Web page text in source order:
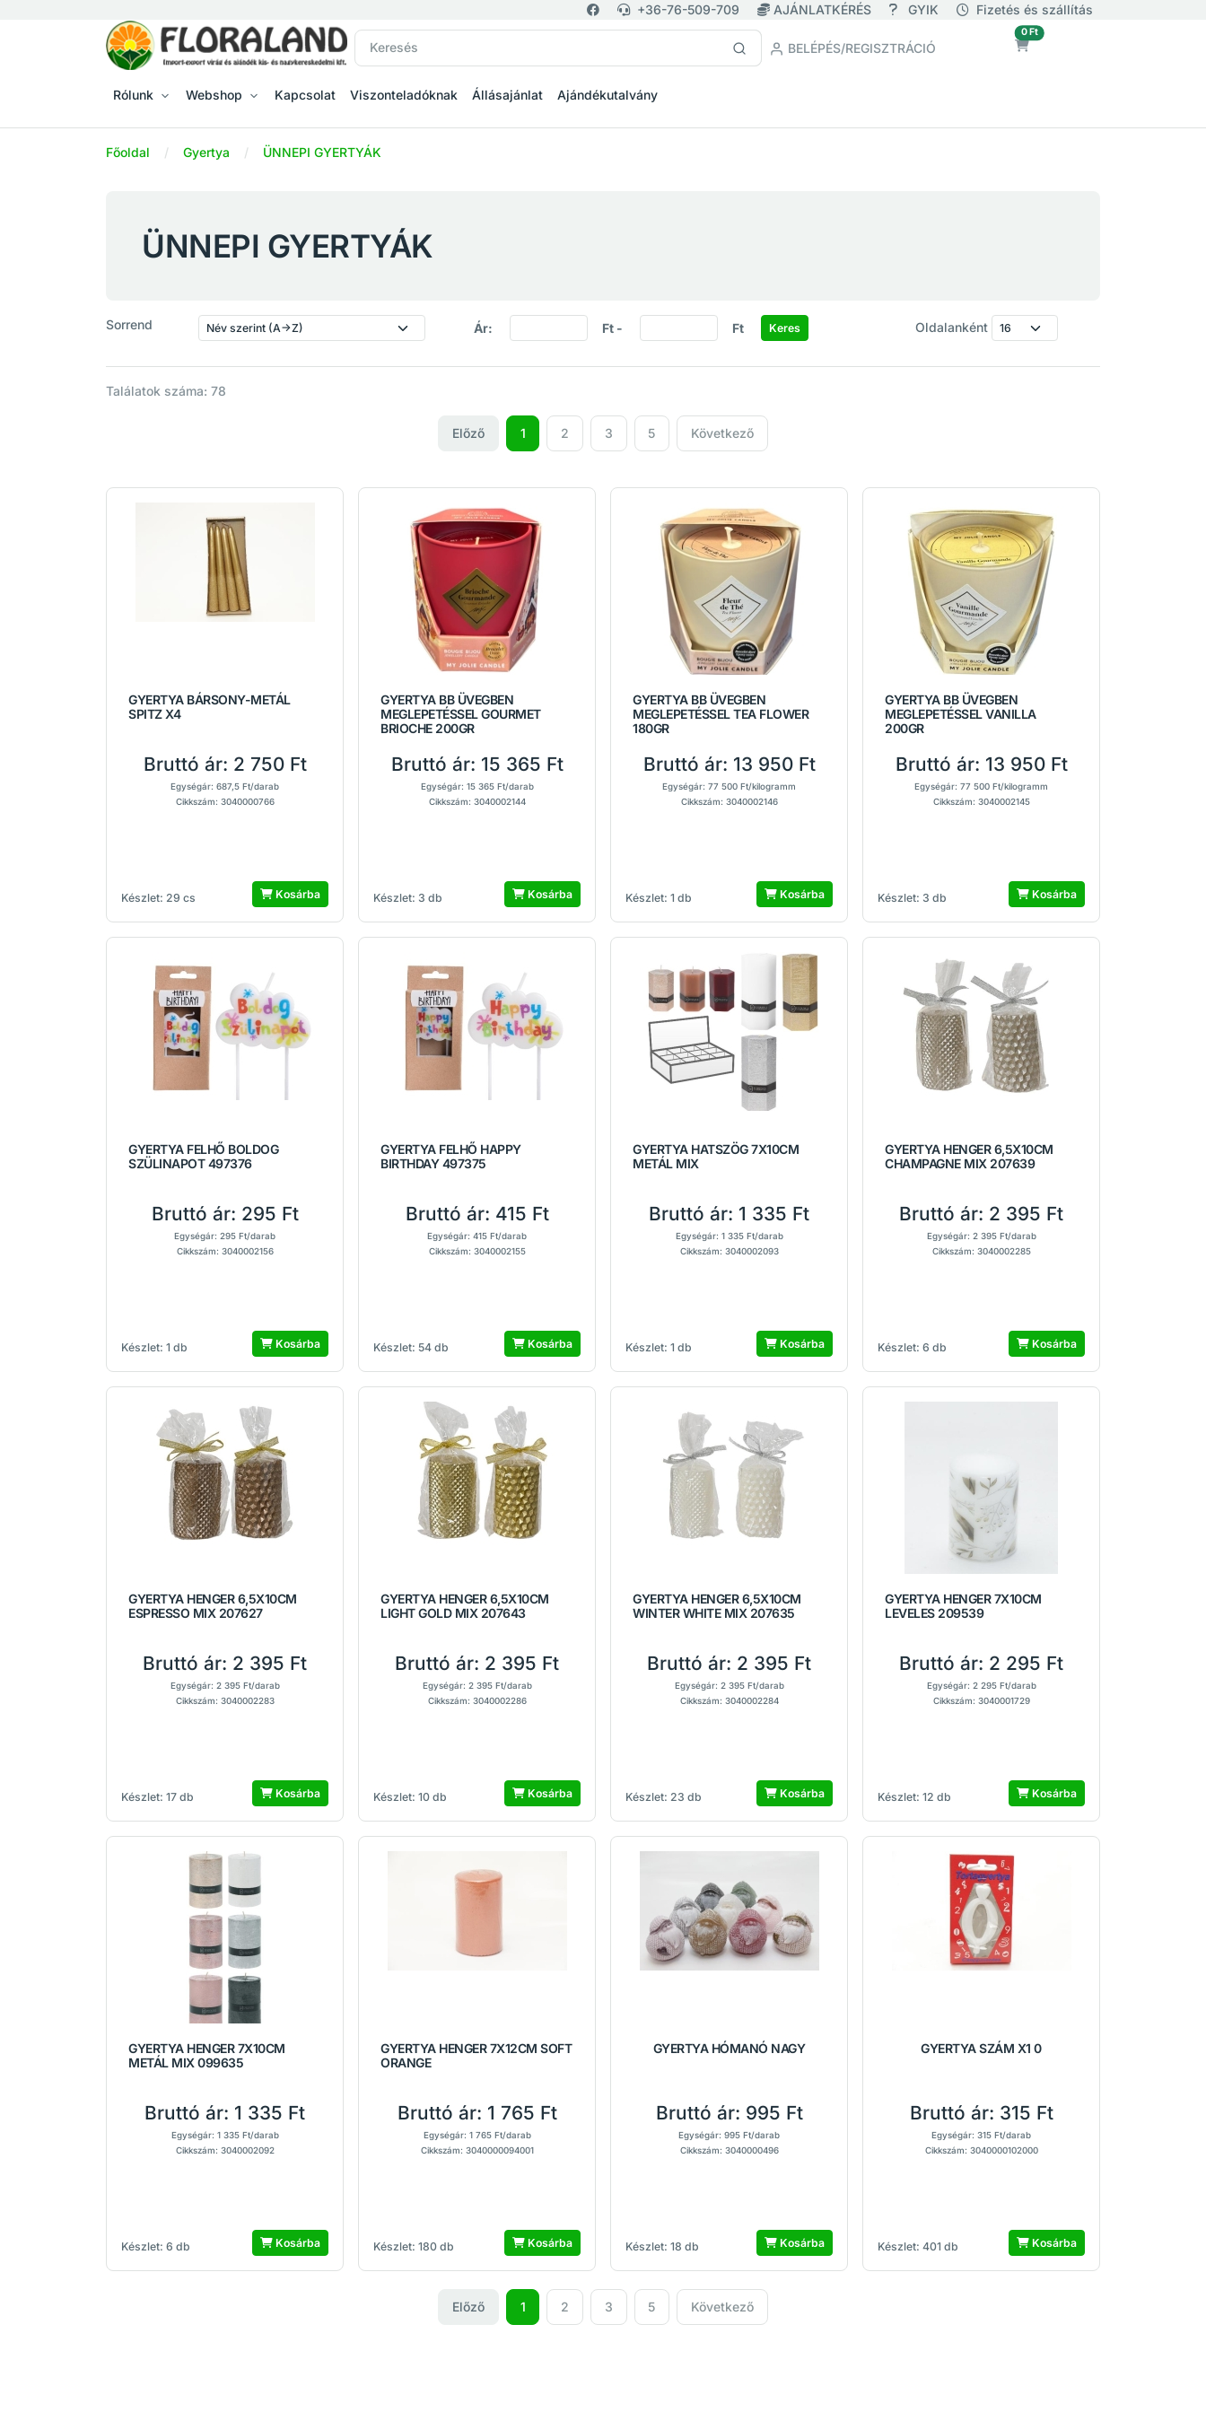
+36-76-509-709 AJÁNLATKÉRÉS GYIK Fizetés és szállítás
BELÉPÉS/REGISZTRÁCIÓ
0 Ftüres
Rólunk Webshop Kapcsolat Viszonteladóknak Állásajánlat Ajándékutalvány
Főoldal Gyertya ÜNNEPI GYERTYÁK
ÜNNEPI GYERTYÁK
Sorrend Ár: Ft - Ft Oldalanként
Találatok száma: 78
Előző 1 2 3 5 Következő
GYERTYA BÁRSONY-METÁL
SPITZ X4
Készlet: 29 cs
Bruttó ár: 2 750 Ft
Egységár: 687,5 Ft/darab
Cikkszám: 3040000766
Kosárba
GYERTYA BB ÜVEGBEN
MEGLEPETÉSSEL GOURMET
BRIOCHE 200GR
Készlet: 3 db
Bruttó ár: 15 365 Ft
Egységár: 15 365 Ft/darab
Cikkszám: 3040002144
Kosárba
GYERTYA BB ÜVEGBEN
MEGLEPETÉSSEL TEA FLOWER
180GR
Készlet: 1 db
Bruttó ár: 13 950 Ft
Egységár: 77 500 Ft/kilogramm
Cikkszám: 3040002146
Kosárba
GYERTYA BB ÜVEGBEN
MEGLEPETÉSSEL VANILLA
200GR
Készlet: 3 db
Bruttó ár: 13 950 Ft
Egységár: 77 500 Ft/kilogramm
Cikkszám: 3040002145
Kosárba
GYERTYA FELHŐ BOLDOG
SZÜLINAPOT 497376
Készlet: 1 db
Bruttó ár: 295 Ft
Egységár: 295 Ft/darab
Cikkszám: 3040002156
Kosárba
GYERTYA FELHŐ HAPPY
BIRTHDAY 497375
Készlet: 54 db
Bruttó ár: 415 Ft
Egységár: 415 Ft/darab
Cikkszám: 3040002155
Kosárba
GYERTYA HATSZÖG 7X10CM
METÁL MIX
Készlet: 1 db
Bruttó ár: 1 335 Ft
Egységár: 1 335 Ft/darab
Cikkszám: 3040002093
Kosárba
GYERTYA HENGER 6,5X10CM
CHAMPAGNE MIX 207639
Készlet: 6 db
Bruttó ár: 2 395 Ft
Egységár: 2 395 Ft/darab
Cikkszám: 3040002285
Kosárba
GYERTYA HENGER 6,5X10CM
ESPRESSO MIX 207627
Készlet: 17 db
Bruttó ár: 2 395 Ft
Egységár: 2 395 Ft/darab
Cikkszám: 3040002283
Kosárba
GYERTYA HENGER 6,5X10CM
LIGHT GOLD MIX 207643
Készlet: 10 db
Bruttó ár: 2 395 Ft
Egységár: 2 395 Ft/darab
Cikkszám: 3040002286
Kosárba
GYERTYA HENGER 6,5X10CM
WINTER WHITE MIX 207635
Készlet: 23 db
Bruttó ár: 2 395 Ft
Egységár: 2 395 Ft/darab
Cikkszám: 3040002284
Kosárba
GYERTYA HENGER 7X10CM
LEVELES 209539
Készlet: 12 db
Bruttó ár: 2 295 Ft
Egységár: 2 295 Ft/darab
Cikkszám: 3040001729
Kosárba
GYERTYA HENGER 7X10CM
METÁL MIX 099635
Készlet: 6 db
Bruttó ár: 1 335 Ft
Egységár: 1 335 Ft/darab
Cikkszám: 3040002092
Kosárba
GYERTYA HENGER 7X12CM SOFT
ORANGE
Készlet: 180 db
Bruttó ár: 1 765 Ft
Egységár: 1 765 Ft/darab
Cikkszám: 3040000094001
Kosárba
GYERTYA HÓMANÓ NAGY
Készlet: 18 db
Bruttó ár: 995 Ft
Egységár: 995 Ft/darab
Cikkszám: 3040000496
Kosárba
GYERTYA SZÁM X1 0
Készlet: 401 db
Bruttó ár: 315 Ft
Egységár: 315 Ft/darab
Cikkszám: 3040000102000
Kosárba
Előző 1 2 3 5 Következő